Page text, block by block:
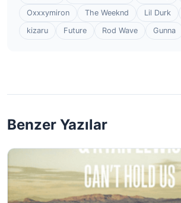
Oxxxymiron
The Weeknd Lil Durk
kizaru
Future Rod Wave Gunna
Benzer Yazılar